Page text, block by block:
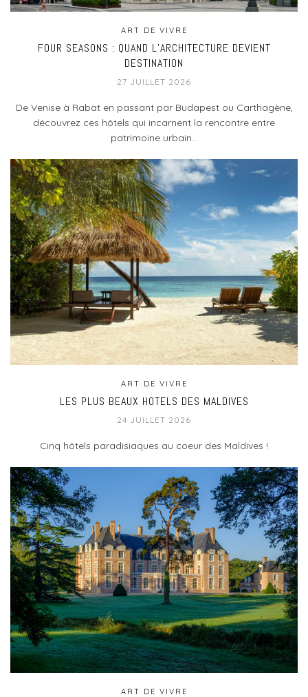
ART DE VIVRE
FOUR SEASONS : QUAND L’ARCHITECTURE DEVIENT
DESTINATION
27 JUILLET 2026
De Venise à Rabat en passant par Budapest ou Carthagène,
découvrez ces hôtels qui incarnent la rencontre entre
patrimoine urbain...
ART DE VIVRE
LES PLUS BEAUX HOTELS DES MALDIVES
24 JUILLET 2026
Cinq hôtels paradisiaques au coeur des Maldives !
ART DE VIVRE